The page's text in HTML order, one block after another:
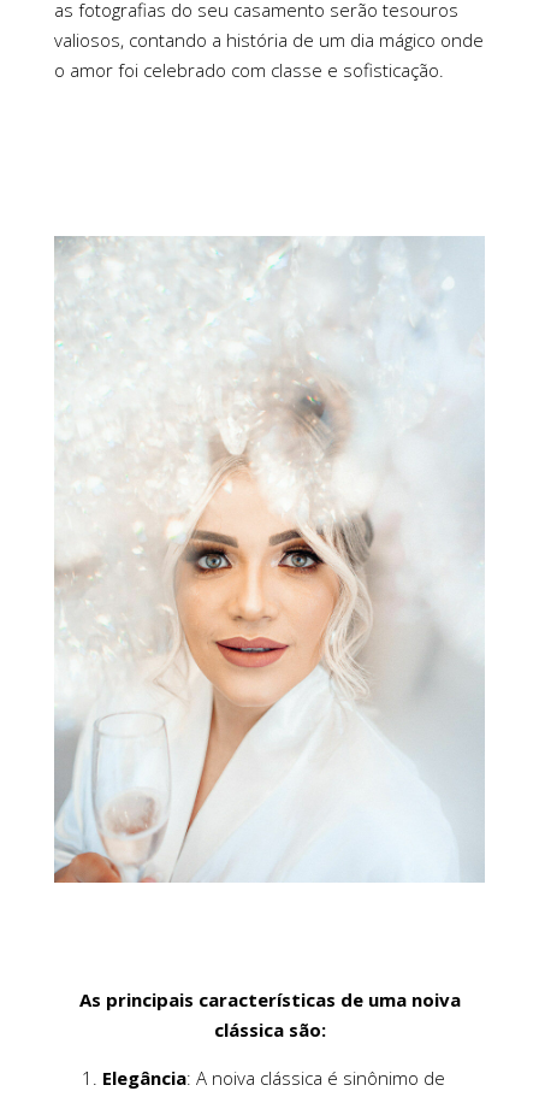
as fotografias do seu casamento serão tesouros
valiosos, contando a história de um dia mágico onde
o amor foi celebrado com classe e sofisticação.
As principais características de uma noiva
clássica são:
Elegância: A noiva clássica é sinônimo de